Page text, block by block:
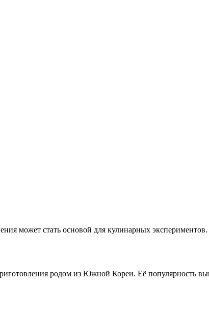
может стать основой для кулинарных
родом из Южной Кореи. Её популярность